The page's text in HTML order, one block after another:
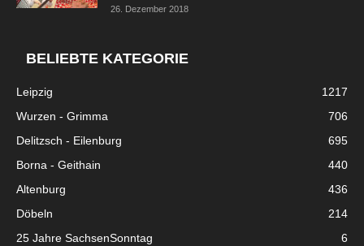
26. Dezember 2018
BELIEBTE KATEGORIE
Leipzig
1217
Wurzen - Grimma
706
Delitzsch - Eilenburg
695
Borna - Geithain
440
Altenburg
436
Döbeln
214
25 Jahre SachsenSonntag
6